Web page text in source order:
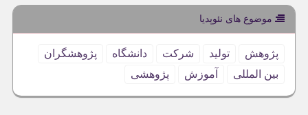
موضوع های نئوپدیا
پژوهش تولید شركت دانشگاه
پژوهشگران
بین المللی
آموزش پژوهشی